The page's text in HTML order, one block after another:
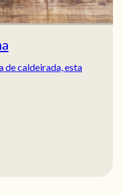
de caldeirada, esta